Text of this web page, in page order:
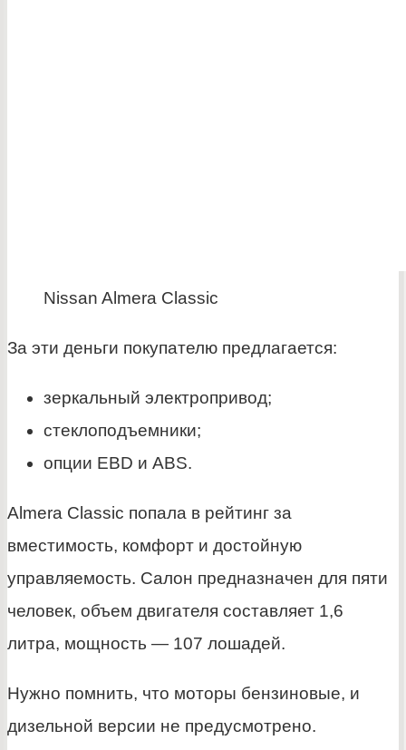
Nissan Almera Classic
За эти деньги покупателю предлагается:
зеркальный электропривод;
стеклоподъемники;
опции EBD и ABS.
Almera Classic попала в рейтинг за
вместимость, комфорт и достойную
управляемость. Салон предназначен для пяти
человек, объем двигателя составляет 1,6
литра, мощность — 107 лошадей.
Нужно помнить, что моторы бензиновые, и
дизельной версии не предусмотрено.